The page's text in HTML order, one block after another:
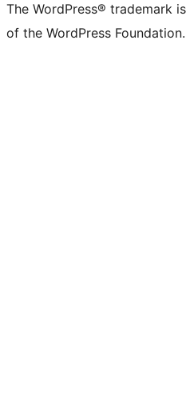
The WordPress® trademark
of the WordPress Foundation.